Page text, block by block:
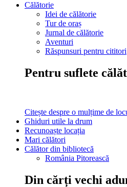
Călătorie
Idei de călătorie
Tur de oraș
Jurnal de călătorie
Aventuri
Răspunsuri pentru cititori
Pentru suflete
Citește despre o mulțime de
Ghiduri utile la drum
Recunoaște locația
Mari călători
Călător din bibliotecă
România Pitorească
Din cărți vechi